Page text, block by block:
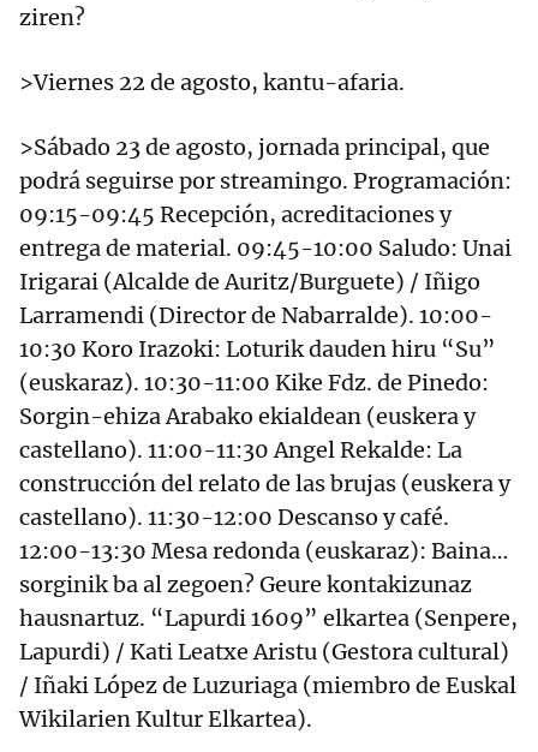
ziren?
>Viernes 22 de agosto, kantu-afaria.
>Sábado 23 de agosto, jornada principal, que
podrá seguirse por streamingo. Programación:
09:15-09:45 Recepción, acreditaciones y
entrega de material. 09:45-10:00 Saludo: Unai
Irigarai (Alcalde de Auritz/Burguete) / Iñigo
Larramendi (Director de Nabarralde). 10:00-
10:30 Koro Irazoki: Loturik dauden hiru “Su”
(euskaraz). 10:30-11:00 Kike Fdz. de Pinedo:
Sorgin-ehiza Arabako ekialdean (euskera y
castellano). 11:00-11:30 Angel Rekalde: La
construcción del relato de las brujas (euskera y
castellano). 11:30-12:00 Descanso y café.
12:00-13:30 Mesa redonda (euskaraz): Baina…
sorginik ba al zegoen? Geure kontakizunaz
hausnartuz. “Lapurdi 1609” elkartea (Senpere,
Lapurdi) / Kati Leatxe Aristu (Gestora cultural)
/ Iñaki López de Luzuriaga (miembro de Euskal
Wikilarien Kultur Elkartea).